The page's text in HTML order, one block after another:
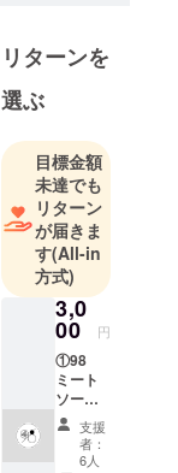
ビジネスで
解決する
BIZCAMP実
行委員。
ゴミ拾いを
遊びに変え
るlitterati福
岡代表
【これま
で】ラジオ
MC、漫才、
美術館イベ
ント創設、
生徒会長
リターンを
選ぶ
目標金額
未達でも
リターン
が届きま
す(All-in
方式)
3,0
00 円
①98
ミート
ソース
オリジ
ナルス
テッ
支援
者：
6人